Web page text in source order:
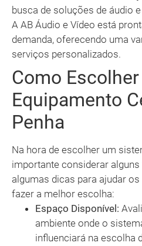
busca de soluções de áudio
A AB Áudio e Vídeo está
demanda, oferecendo uma
serviços personalizados.
Como
Equipamento
Penha
Na hora de escolher um
importante considerar
algumas dicas para ajudar
fazer a melhor escolha:
Espaço Disponível:
ambiente onde o
influenciará na escolha